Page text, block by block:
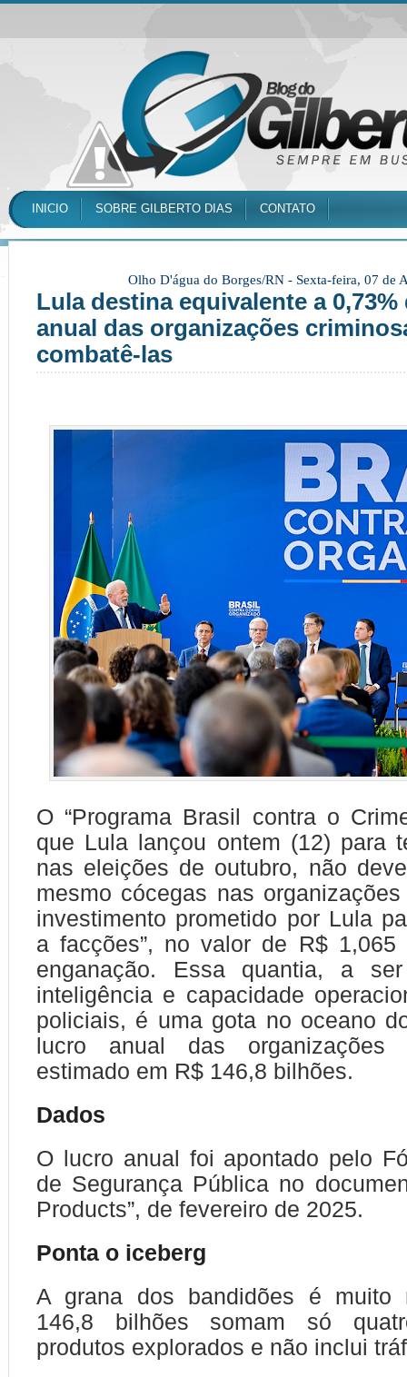
INICIO SOBRE GILBERTO DIAS CONTATO
Olho D'água do Borges/RN - Sexta-feira, 07 de
Lula destina equivalente a
anual das organizações
combatê-las
O “Programa Brasil contra o
que Lula lançou ontem (12) para
nas eleições de outubro, não
mesmo cócegas nas
investimento prometido por Lula
a facções”, no valor de R$
enganação. Essa quantia, a
inteligência e capacidade
policiais, é uma gota no oceano
lucro anual das organizações
estimado em R$ 146,8 bilhões.
Dados
O lucro anual foi apontado pelo
de Segurança Pública no
Products”, de fevereiro de 2025.
Ponta o iceberg
A grana dos bandidões é muito
146,8 bilhões somam só
produtos explorados e não inclui